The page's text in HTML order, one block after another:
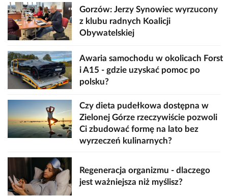
Gorzów: Jerzy Synowiec wyrzucony
z klubu radnych Koalicji
Obywatelskiej
Awaria samochodu w okolicach Forst
i A15 - gdzie uzyskać pomoc po
polsku?
Czy dieta pudełkowa dostępna w
Zielonej Górze rzeczywiście pozwoli
Ci zbudować formę na lato bez
wyrzeczeń kulinarnych?
Regeneracja organizmu - dlaczego
jest ważniejsza niż myślisz?